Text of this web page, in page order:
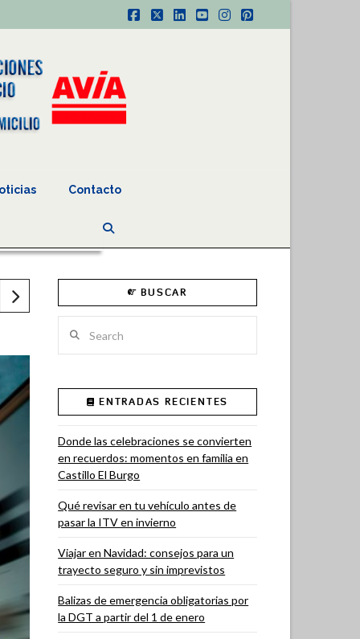
Facebook
X LinkedIn
YouTube
Instagram
Pinterest
Contacto
BUSCAR
ENTRADAS RECIENTES
Donde las celebraciones se convierten
en recuerdos: momentos en familia en
Castillo El Burgo
Qué revisar en tu vehículo antes de
pasar la ITV en invierno
Viajar en Navidad: consejos para un
trayecto seguro y sin imprevistos
Balizas de emergencia obligatorias por
la DGT a partir del 1 de enero